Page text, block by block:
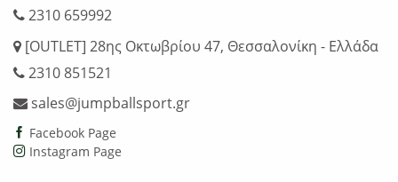
2310 659992
[OUTLET] 28ης Οκτωβρίου 47, Θεσσαλονίκη - Ελλάδα
2310 851521
sales@jumpballsport.gr
Facebook Page
Instagram Page